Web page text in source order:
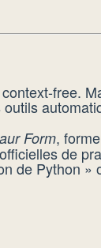
free.
Form,
de
de Python